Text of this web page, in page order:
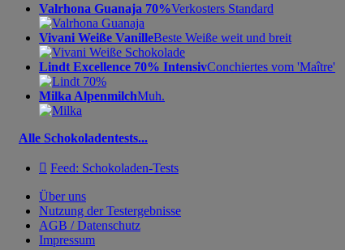
Valrhona Guanaja 70%Verkosters Standard
Vivani Weiße VanilleBeste Weiße weit und breit
Lindt Excellence 70% IntensivConchiertes vom 'Maître'
Milka AlpenmilchMuh.
Alle Schokoladentests...
 Feed: Schokoladen-Tests
Über uns
Nutzung der Testergebnisse
AGB / Datenschutz
Impressum